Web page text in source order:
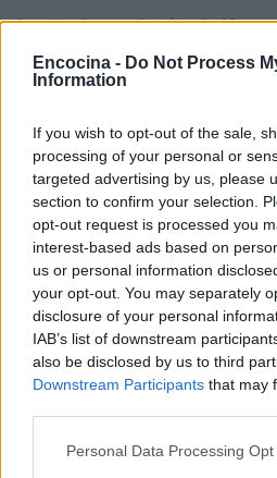
Encocina - Do Not Process
Information
If you wish to opt-out of the sale,
processing of your personal or
targeted advertising by us, please
section to confirm your selection.
opt-out request is processed you
interest-based ads based on
us or personal information
your opt-out. You may separately
disclosure of your personal
IAB’s list of downstream
also be disclosed by us to third
Downstream Participants that may
Please note that this website/app
Personal Data Processing
Inspirada en el método
Budwigmezcla copos
sarraceno) con un poco de
de avellana, una visita
Desayunoinajar
Al igual que la ensalada en
en un tarro es una receta
llevar, perfecta para los que
y no tienen tiempo de
idea? Poner los ingredientes
¡Bonito, bueno y divertido!